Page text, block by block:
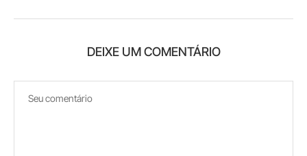
DEIXE UM COMENTÁRIO